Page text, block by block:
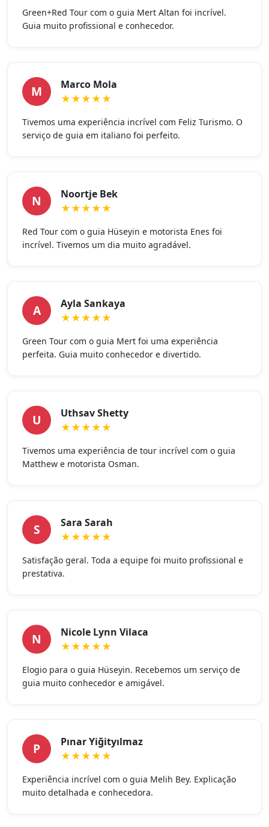
Green+Red Tour com o guia Mert Altan foi incrível.
Guia muito profissional e conhecedor.
M
Marco Mola
★★★★★
Tivemos uma experiência incrível com Feliz Turismo. O
serviço de guia em italiano foi perfeito.
N
Noortje Bek
★★★★★
Red Tour com o guia Hüseyin e motorista Enes foi
incrível. Tivemos um dia muito agradável.
A
Ayla Sankaya
★★★★★
Green Tour com o guia Mert foi uma experiência
perfeita. Guia muito conhecedor e divertido.
U
Uthsav Shetty
★★★★★
Tivemos uma experiência de tour incrível com o guia
Matthew e motorista Osman.
S
Sara Sarah
★★★★★
Satisfação geral. Toda a equipe foi muito profissional e
prestativa.
N
Nicole Lynn Vilaca
★★★★★
Elogio para o guia Hüseyin. Recebemos um serviço de
guia muito conhecedor e amigável.
P
Pınar Yiğityılmaz
★★★★★
Experiência incrível com o guia Melih Bey. Explicação
muito detalhada e conhecedora.